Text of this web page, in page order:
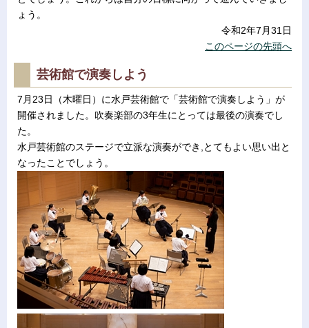
ょう。
令和2年7月31日
このページの先頭へ
芸術館で演奏しよう
7月23日（木曜日）に水戸芸術館で「芸術館で演奏しよう」が
開催されました。吹奏楽部の3年生にとっては最後の演奏でし
た。
水戸芸術館のステージで立派な演奏ができ,とてもよい思い出と
なったことでしょう。